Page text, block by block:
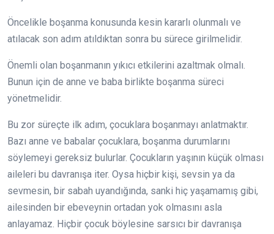
Öncelikle boşanma konusunda kesin kararlı olunmalı ve
atılacak son adım atıldıktan sonra bu sürece girilmelidir.
Önemli olan boşanmanın yıkıcı etkilerini azaltmak olmalı.
Bunun için de anne ve baba birlikte boşanma süreci
yönetmelidir.
Bu zor süreçte ilk adım, çocuklara boşanmayı anlatmaktır.
Bazı anne ve babalar çocuklara, boşanma durumlarını
söylemeyi gereksiz bulurlar. Çocukların yaşının küçük olması
aileleri bu davranışa iter. Oysa hiçbir kişi, sevsin ya da
sevmesin, bir sabah uyandığında, sanki hiç yaşamamış gibi,
ailesinden bir ebeveynin ortadan yok olmasını asla
anlayamaz. Hiçbir çocuk böylesine sarsıcı bir davranışa